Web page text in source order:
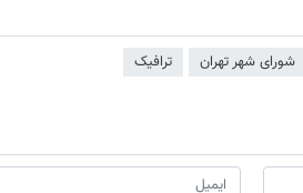
شورای شهر تهران ترافیک